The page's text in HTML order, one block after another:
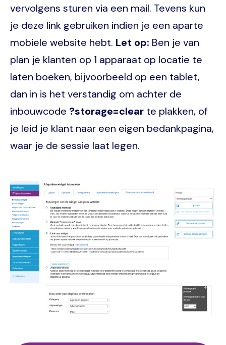
vervolgens sturen via een mail. Tevens kun
je deze link gebruiken indien je een aparte
mobiele website hebt. Let op: Ben je van
plan je klanten op 1 apparaat op locatie te
laten boeken, bijvoorbeeld op een tablet,
dan in is het verstandig om achter de
inbouwcode ?storage=clear te plakken, of
je leid je klant naar een eigen bedankpagina,
waar je de sessie laat legen.
Image